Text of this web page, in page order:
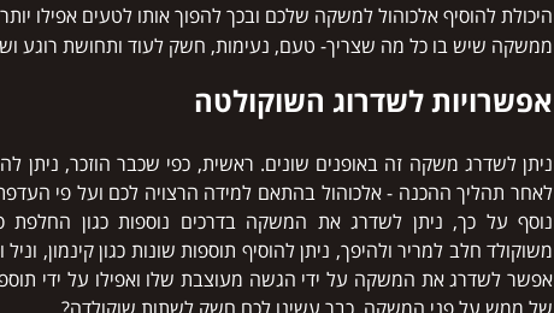
היכולת להוסיף אלכוהול למשקה שלכם ובכך להפוך אותו לטעים אפילו
ממשקה שיש בו כל מה שצריך- טעם, נעימות, חשק לעוד ותחושת רוגע
אפשרויות לשדרוג השוקולטה
ניתן לשדרג משקה זה באופנים שונים. ראשית, כפי שכבר הוזכר, ניתן
לאחר תהליך ההכנה - אלכוהול בהתאם למידה הרצויה לכם ועל פי
נוסף על כך, ניתן לשדרג את המשקה בדרכים נוספות כגון החלפת
משוקולד חלב למריר ולהיפך, ניתן להוסיף תוספות שונות כגון קינמון, וניל
אפשר לשדרג את המשקה על ידי הגשה מעוצבת שלו ואפילו על ידי